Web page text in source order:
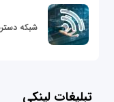
شبکه
تبلیغات لینکی